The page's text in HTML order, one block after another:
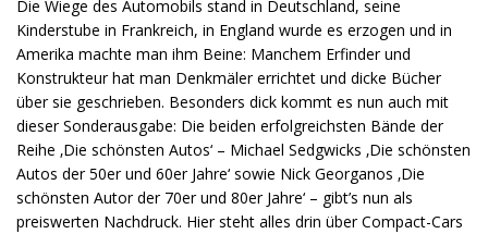
Die Wiege des Automobils stand in Deutschland, seine
Kinderstube in Frankreich, in England wurde es erzogen und in
Amerika machte man ihm Beine: Manchem Erfinder und
Konstrukteur hat man Denkmäler errichtet und dicke Bücher
über sie geschrieben. Besonders dick kommt es nun auch mit
dieser Sonderausgabe: Die beiden erfolgreichsten Bände der
Reihe ‚Die schönsten Autos‘ – Michael Sedgwicks ‚Die schönsten
Autos der 50er und 60er Jahre‘ sowie Nick Georganos ‚Die
schönsten Autor der 70er und 80er Jahre‘ – gibt’s nun als
preiswerten Nachdruck. Hier steht alles drin über Compact-Cars